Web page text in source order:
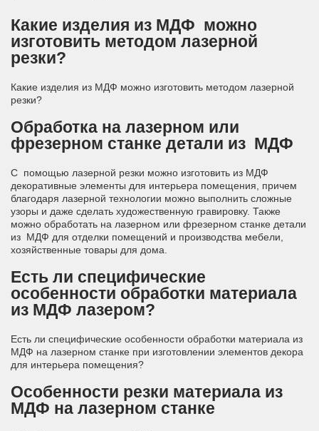
Какие изделия из МДФ можно
изготовить методом лазерной
резки?
Какие изделия из МДФ можно изготовить методом лазерной
резки?
Обработка на лазерном или
фрезерном станке детали из МДФ
С помощью лазерной резки можно изготовить из МДФ
декоративные элементы для интерьера помещения, причем
благодаря лазерной технологии можно выполнить сложные
узоры и даже сделать художественную гравировку. Также
можно обработать на лазерном или фрезерном станке детали
из МДФ для отделки помещений и производства мебели,
хозяйственные товары для дома.
Есть ли специфические
особенности обработки материала
из МДФ лазером?
Есть ли специфические особенности обработки материала из
МДФ на лазерном станке при изготовлении элементов декора
для интерьера помещения?
Особенности резки материала из
МДФ на лазерном станке